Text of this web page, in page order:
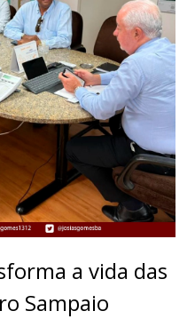
a vida das
Sampaio